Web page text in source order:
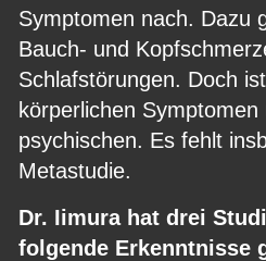
Symptomen nach. Dazu
Bauch- und
Schlafstörungen. Doch
körperlichen
psychischen. Es fehlt
Metastudie.
Dr. Iimura hat drei
folgende Erkenntnisse